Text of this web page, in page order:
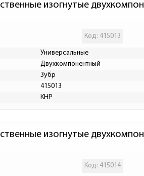
изогнутые двухкомпон
Код: 415013
Универсальные
Двухкомпонентный
Зубр
415013
КНР
изогнутые двухкомпон
Код: 415014